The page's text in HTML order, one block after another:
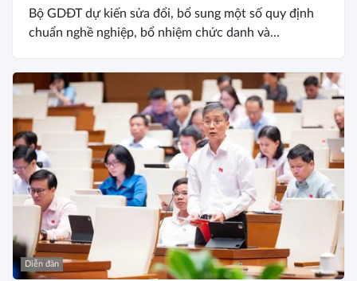
Bộ GDĐT dự kiến sửa đổi, bổ sung một số quy định
chuẩn nghề nghiệp, bổ nhiệm chức danh và...
Diễn đàn